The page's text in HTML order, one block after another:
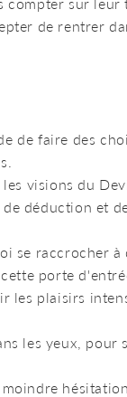
de rentrer
de faire des
visions du
déduction et
se raccrocher à
porte
les plaisirs
les yeux,